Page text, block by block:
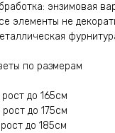
энзимовая
элементы не
по размерам
до 165см
рост до 175см
до 185см